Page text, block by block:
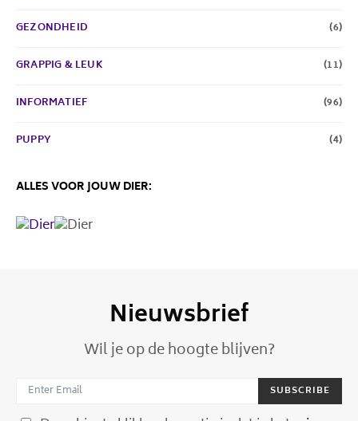
GEZONDHEID (6)
GRAPPIG & LEUK (11)
INFORMATIEF (96)
PUPPY (4)
ALLES VOOR JOUW DIER:
Nieuwsbrief
Wil je op de hoogte blijven?
SUBSCRIBE